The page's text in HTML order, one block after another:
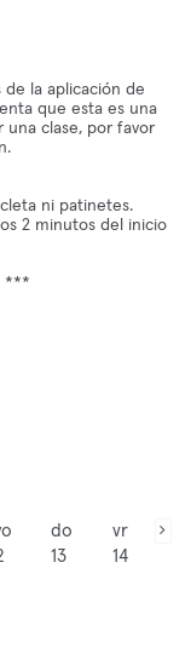
de la aplicación de
que esta es una
una clase, por favor
ni patinetes.
2 minutos del inicio
***
do
13
vr
14